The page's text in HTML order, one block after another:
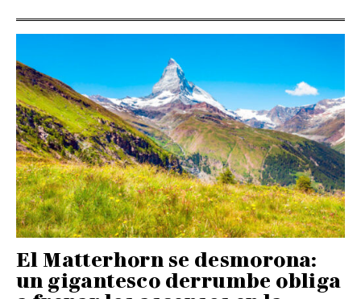
El Matterhorn se desmorona:
un gigantesco derrumbe obliga